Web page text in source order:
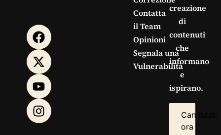
Contatta
il Team
Opinioni
Segnala una
Vulnerabilità
creazione
di
contenuti
che
informano
e
ispirano.
Candidati
ora